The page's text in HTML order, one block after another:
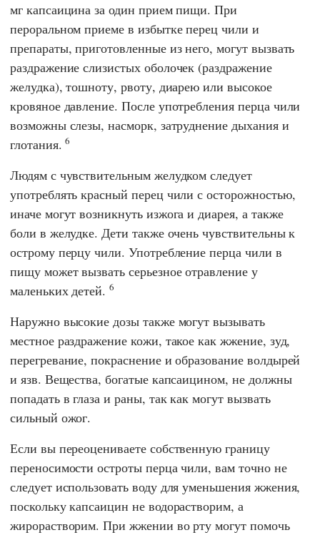
мг капсаицина за один прием пищи. При
пероральном приеме в избытке перец чили и
препараты, приготовленные из него, могут вызвать
раздражение слизистых оболочек (раздражение
желудка), тошноту, рвоту, диарею или высокое
кровяное давление. После употребления перца чили
возможны слезы, насморк, затруднение дыхания и
глотания.6
Людям с чувствительным желудком следует
употреблять красный перец чили с осторожностью,
иначе могут возникнуть изжога и диарея, а также
боли в желудке. Дети также очень чувствительны к
острому перцу чили. Употребление перца чили в
пищу может вызвать серьезное отравление у
маленьких детей.6
Наружно высокие дозы также могут вызывать
местное раздражение кожи, такое как жжение, зуд,
перегревание, покраснение и образование волдырей
и язв. Вещества, богатые капсаицином, не должны
попадать в глаза и раны, так как могут вызвать
сильный ожог.
Если вы переоцениваете собственную границу
переносимости остроты перца чили, вам точно не
следует использовать воду для уменьшения жжения,
поскольку капсаицин не водорастворим, а
жирорастворим. При жжении во рту могут помочь